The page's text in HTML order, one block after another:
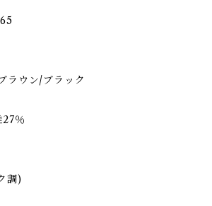
ラウン/ブラック
％
調)